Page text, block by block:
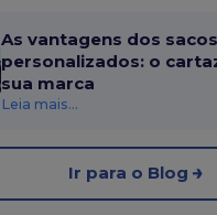
As vantagens dos sacos
personalizados: o
sua marca
Leia mais...
Ir para o Blog